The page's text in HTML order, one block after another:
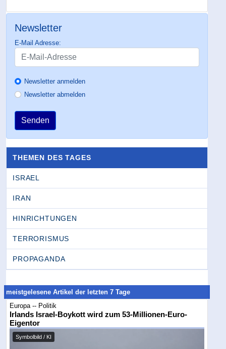
Newsletter
E-Mail Adresse:
Newsletter anmelden
Newsletter abmelden
Senden
THEMEN DES TAGES
ISRAEL
IRAN
HINRICHTUNGEN
TERRORISMUS
PROPAGANDA
meistgelesene Artikel der letzten 7 Tage
Europa -- Politik
Irlands Israel-Boykott wird zum 53-Millionen-Euro-
Eigentor
Symbolbild / KI